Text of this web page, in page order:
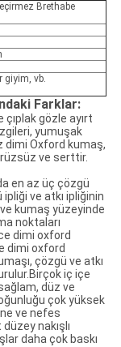
Brethabe
giyim, vb.
Farklar:
gözle ayırt
yumuşak
dimi Oxford kumaş,
ve serttir.
en az üç çözgü
ipliği ve atkı ipliğinin
ve kumaş yüzeyinde
noktaları
dimi oxford
dimi oxford
çözgü ve atkı
iç içe
düz ve
çok yüksek
ve nefes
nakışlı
daha çok baskı